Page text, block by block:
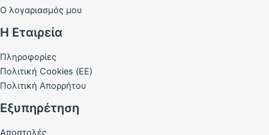
Ο λογαριασμός μου
Η Εταιρεία
Πληροφορίες
Πολιτική Cookies (ΕΕ)
Πολιτική Απορρήτου
Εξυπηρέτηση
Αποστολές